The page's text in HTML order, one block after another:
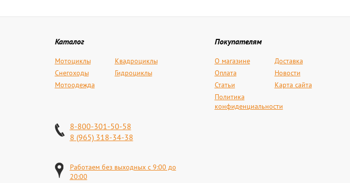
Каталог
Мотоциклы
Квадроциклы
Снегоходы
Гидроциклы
Мотоодежда
Покупателям
О магазине
Доставка
Оплата
Новости
Статьи
Карта сайта
Политика
конфиденциальности
8-800-301-50-58
8 (965) 318-34-38
Работаем без выходных с 9:00 до
20:00